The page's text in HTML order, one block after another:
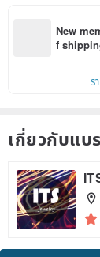
New
f
within 7
ร
เกี่ยวกับแบ